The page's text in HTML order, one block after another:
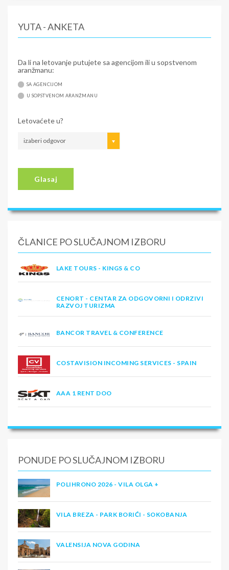
YUTA - ANKETA
Da li na letovanje putujete sa agencijom ili u sopstvenom
aranžmanu:
SA AGENCIJOM
U SOPSTVENOM ARANŽMANU
Letovaćete u?
izaberi odgovor
Glasaj
ČLANICE PO SLUČAJNOM IZBORU
LAKE TOURS - KINGS & CO
CENORT - CENTAR ZA ODGOVORNI I ODRZIVI
RAZVOJ TURIZMA
BANCOR TRAVEL & CONFERENCE
COSTAVISION INCOMING SERVICES - SPAIN
AAA 1 RENT DOO
PONUDE PO SLUČAJNOM IZBORU
POLIHRONO 2026 - VILA OLGA +
VILA BREZA - PARK BORIĆI - SOKOBANJA
VALENSIJA NOVA GODINA